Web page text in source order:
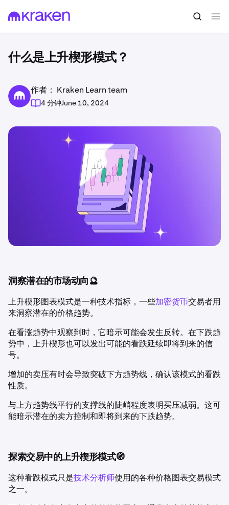
什么是上升楔形模式？
作者： Kraken Learn team
4 分钟June 10, 2024
洞察潜在的市场动向🔮
上升楔形图表模式是一种技术指标，一些加密货币交易者用
来洞察潜在的价格趋势。
在看涨趋势中观察到时，它暗示可能会发生反转。在下跌趋
势中，上升楔形也可以发出可能的看跌延续即将到来的信
号。
增加的卖压有时会导致突破下方趋势线，确认该模式的看跌
性质。
与上方趋势线平行的支撑线的陡峭程度表明买压减弱。这可
能暗示潜在的卖方控制和即将到来的下跌趋势。
探索交易中的上升楔形模式🧭
这种看跌模式只是技术分析师使用的各种价格图表交易模式
之一。